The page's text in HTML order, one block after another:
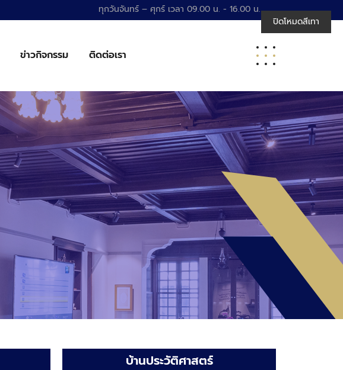
ทุกวันจันทร์ – ศุกร์ เวลา 09.00 น. - 16.00 น.
ข่าวกิจกรรม ติดต่อเรา
บ้านประวัติศาสตร์
ปิดโหมดสีเทา